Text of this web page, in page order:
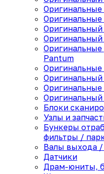
Оригинальные
Оригинальные
Оригинальный
Оригинальный
Оригинальные
Pantum
Оригинальные
Оригинальный
Оригинальные
Оригинальный
Блоки
Узлы и
Бункеры
фильтры /
Валы выхода /
Датчики
Драм-юниты,